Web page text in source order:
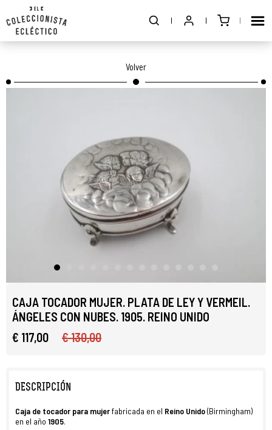
Volver
CAJA TOCADOR MUJER. PLATA DE LEY Y VERMEIL.
ÁNGELES CON NUBES. 1905. REINO UNIDO
€ 117,00
€ 130,00
DESCRIPCIÓN
Caja de tocador para mujerfabricada en el Reino Unido(Birmingham)
en el año 1905.